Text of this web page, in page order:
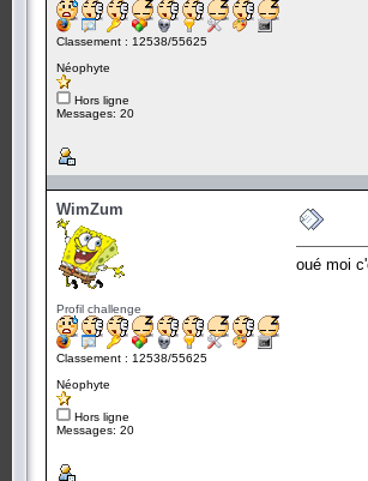
Classement : 12538/55625
Néophyte
Hors ligne
Messages: 20
WimZum
Profil challenge
Classement : 12538/55625
Néophyte
Hors ligne
Messages: 20
oué moi